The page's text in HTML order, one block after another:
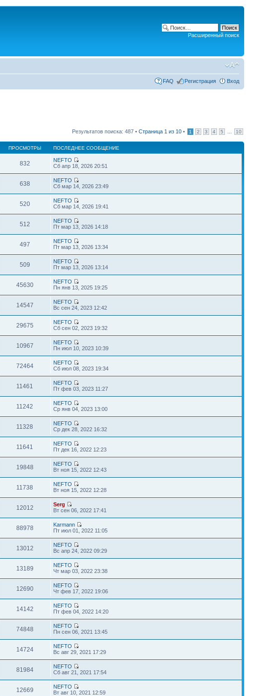
Расширенный поиск
FAQ Регистрация Вход
Результатов поиска: 487 • Страница 1 из 10 • 1 2 3 4 5 10
ПРОСМОТРЫ ПОСЛЕДНЕЕ СООБЩЕНИЕ
832
NEFTO
Сб апр 18, 2026 20:51
638
NEFTO
Сб мар 14, 2026 23:49
520
NEFTO
Сб мар 14, 2026 19:41
512
NEFTO
Пт мар 13, 2026 14:18
497
NEFTO
Пт мар 13, 2026 13:34
509
NEFTO
Пт мар 13, 2026 13:14
45630
NEFTO
Пн янв 13, 2025 19:25
14547
NEFTO
Вс сен 24, 2023 12:42
29675
NEFTO
Сб сен 02, 2023 19:32
10967
NEFTO
Пн июл 10, 2023 10:39
72464
NEFTO
Сб июл 08, 2023 19:34
11461
NEFTO
Пт фев 03, 2023 11:27
11242
NEFTO
Ср янв 04, 2023 13:00
11328
NEFTO
Ср дек 28, 2022 16:32
11641
NEFTO
Пт дек 16, 2022 12:23
19848
NEFTO
Вт ноя 15, 2022 12:43
11738
NEFTO
Вт ноя 15, 2022 12:28
12012
Serg
Вт сен 06, 2022 17:41
88978
Karmann
Пт июл 01, 2022 11:05
13012
NEFTO
Вс апр 24, 2022 09:29
13189
NEFTO
Чт мар 03, 2022 23:38
12690
NEFTO
Чт фев 17, 2022 19:06
14142
NEFTO
Пт фев 04, 2022 14:20
74848
NEFTO
Пн сен 06, 2021 13:45
14724
NEFTO
Вс авг 29, 2021 17:29
81984
NEFTO
Сб авг 21, 2021 17:54
12669
NEFTO
Вт авг 10, 2021 12:59